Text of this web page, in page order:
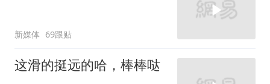
新媒体 69跟贴
这滑的挺远的哈，棒棒哒